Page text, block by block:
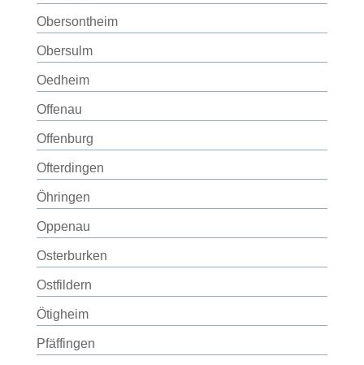
Obersontheim
Obersulm
Oedheim
Offenau
Offenburg
Ofterdingen
Öhringen
Oppenau
Osterburken
Ostfildern
Ötigheim
Pfäffingen